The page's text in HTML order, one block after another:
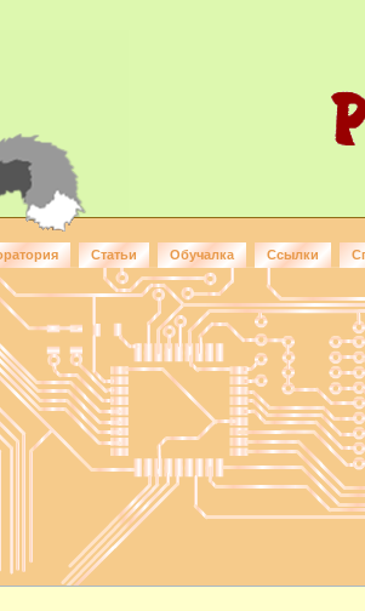
Статьи Обучалка Ссылки